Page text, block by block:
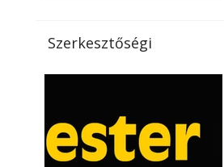
jelentőséget kapott, ahogy a
nyári hőhullámok gyakoribbá és
a megoldást a meleg ellen, ma
már egyre többen keresnek
olyan kültéri hűtési
Szerkesztőségi